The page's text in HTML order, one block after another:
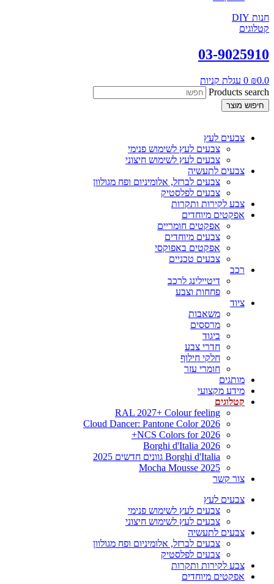
חנות DIY
קטלוגים
03-9025910
₪0.0
0 עגלת קניות
Products search
חיפוש מוצר
צבעים לעץ
צבעים לעץ לשימוש פנימי
צבעים לעץ לשימוש חיצוני
צבעים לתעשיה
צבעים לברזל, אלומיניום ופח מגולוון
צבעים לפלסטיק
צבע לקירות ותקרות
אפקטים מיוחדים
אפקטים חומריים
צבעים מיוחדים
אפקטים באפוקסי
צבעים טכניים
רכב
דיטיילינג לרכב
פחחות וצבע
ציוד
משאבות
מרססים
ביגוד
חדרי צבע
חלקי חילוף
חומרי עזר
מותגים
מידע מקצועי
קטלוגים
RAL 2027+ Colour feeling
Cloud Dancer: Pantone Color 2026
NCS Colors for 2026+
Borghi d'Italia 2026
Borghi d'Italia גוונים חדשים 2025
Mocha Mousse 2025
צור קשר
צבעים לעץ
צבעים לעץ לשימוש פנימי
צבעים לעץ לשימוש חיצוני
צבעים לתעשיה
צבעים לברזל, אלומיניום ופח מגולוון
צבעים לפלסטיק
צבע לקירות ותקרות
אפקטים מיוחדים